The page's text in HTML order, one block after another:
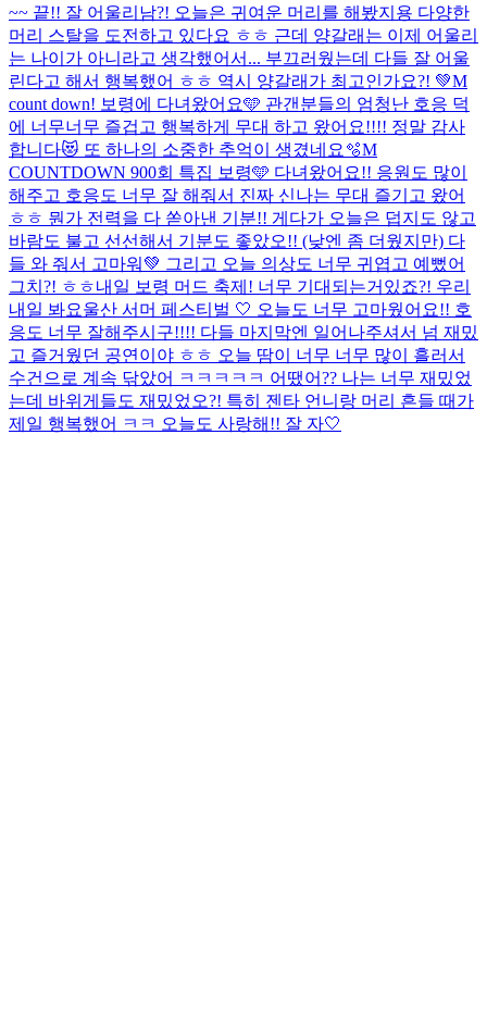
~~ 끝!! 잘 어울리남?! 오늘은 귀여운 머리를 해봤지용 다양한
머리 스탈을 도전하고 있다요 ㅎㅎ 근데 양갈래는 이제 어울리
는 나이가 아니라고 생각했어서... 부끄러웠는데 다들 잘 어울
린다고 해서 행복했어 ㅎㅎ 역시 양갈래가 최고인가요?! 💚M
count down! 보령에 다녀왔어요🩵 관갠분들의 엄청난 호응 덕
에 너무너무 즐겁고 행복하게 무대 하고 왔어요!!!! 정말 감사
합니다😻 또 하나의 소중한 추억이 생겼네요🫧M
COUNTDOWN 900회 특집 보령🩵 다녀왔어요!! 응원도 많이
해주고 호응도 너무 잘 해줘서 진짜 신나는 무대 즐기고 왔어
ㅎㅎ 뭔가 전력을 다 쏟아낸 기분!! 게다가 오늘은 덥지도 않고
바람도 불고 선선해서 기분도 좋았오!! (낮엔 좀 더웠지만) 다
들 와 줘서 고마워💚 그리고 오늘 의상도 너무 귀엽고 예뻤어
그치?! ㅎㅎ내일 보령 머드 축제! 너무 기대되는거있죠?! 우리
내일 봐요울산 서머 페스티벌 🤍 오늘도 너무 고마웠어요!! 호
응도 너무 잘해주시구!!!! 다들 마지막엔 일어나주셔서 넘 재밌
고 즐거웠던 공연이야 ㅎㅎ 오늘 땀이 너무 너무 많이 흘러서
수건으로 계속 닦았어 ㅋㅋㅋㅋㅋ 어땠어?? 나는 너무 재밌었
는데 바위게들도 재밌었오?! 특히 젠타 언니랑 머리 흔들 때가
제일 행복했어 ㅋㅋ 오늘도 사랑해!! 잘 자🤍